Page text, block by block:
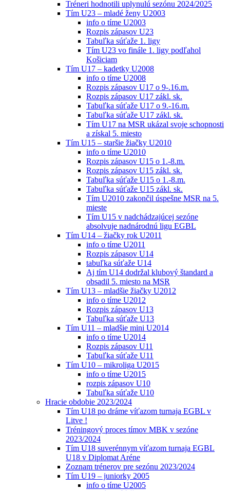
Tréneri hodnotili uplynulú sezónu 2024/2025
Tím U23 – mladé ženy U2003
info o tíme U2003
Rozpis zápasov U23
Tabuľka súťaže 1. ligy
Tím U23 vo finále 1. ligy podľahol
Košiciam
Tím U17 – kadetky U2008
info o tíme U2008
Rozpis zápasov U17 o 9-.16.m.
Rozpis zápasov U17 zákl. sk.
Tabuľka súťaže U17 o 9.-16.m.
Tabuľka súťaže U17 zákl. sk.
Tím U17 na MSR ukázal svoje schopnosti
a získal 5. miesto
Tím U15 – staršie žiačky U2010
info o tíme U2010
Rozpis zápasov U15 o 1.-8.m.
Rozpis zápasov U15 zákl. sk.
Tabuľka súťaže U15 o 1.-8.m.
Tabuľka súťaže U15 zákl. sk.
Tím U2010 zakončil úspešne MSR na 5.
mieste
Tím U15 v nadchádzajúcej sezóne
absolvuje nadnárodnú ligu EGBL
Tím U14 – žiačky rok U2011
info o tíme U2011
Rozpis zápasov U14
tabuľka súťaže U14
Aj tím U14 dodržal klubový štandard a
obsadil 5. miesto na MSR
Tím U13 – mladšie žiačky U2012
info o tíme U2012
Rozpis zápasov U13
Tabuľka súťaže U13
Tím U11 – mladšie mini U2014
info o tíme U2014
Rozpis zápasov U11
Tabuľka súťaže U11
Tím U10 – mikroliga U2015
info o tíme U2015
rozpis zápasov U10
Tabuľka súťaže U10
Hracie obdobie 2023/2024
Tím U18 po dráme víťazom turnaja EGBL v
Litve !
Tréningový proces tímov MBK v sezóne
2023/2024
Tím U18 suverénnym víťazom turnaja EGBL
U18 v Diplomat Aréne
Zoznam trénerov pre sezónu 2023/2024
Tím U19 – juniorky 2005
info o tíme U2005